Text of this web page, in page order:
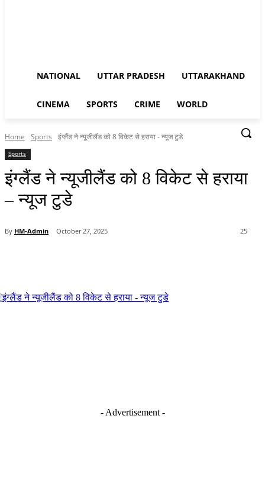
NATIONAL UTTAR PRADESH UTTARAKHAND
CINEMA SPORTS CRIME WORLD
Home Sports इंग्लैंड ने न्यूजीलैंड को 8 विकेट से हराया - न्यूज टुडे
Sports
इंग्लैंड ने न्यूजीलैंड को 8 विकेट से हराया
– न्यूज टुडे
By HM-Admin October 27, 2025 25
- Advertisement -